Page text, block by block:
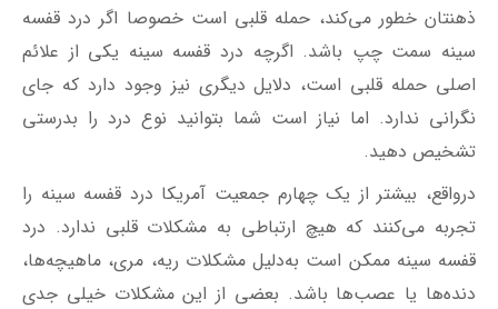
ذهنتان خطور می‌کند، حمله قلبی است خصوصا اگر درد قفسه
سینه سمت چپ باشد. اگرچه درد قفسه سینه یکی از علائم
اصلی حمله قلبی است، دلایل دیگری نیز وجود دارد که جای
نگرانی ندارد. اما نیاز است شما بتوانید نوع درد را بدرستی
تشخیص دهید.
در‌واقع، بیشتر از یک چهارم جمعیت آمریکا درد قفسه سینه‌ را
تجربه می‌کنند که هیچ ارتباطی به مشکلات قلبی ندارد. درد
قفسه سینه ممکن است به‌دلیل مشکلات ریه، مری، ماهیچه‌ها،
دنده‌ها یا عصب‌ها باشد. بعضی از این مشکلات خیلی جدی